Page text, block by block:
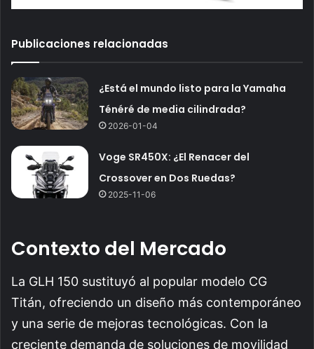
Publicaciones relacionadas
¿Está el mundo listo para la Yamaha
Ténéré de media cilindrada?
2026-01-04
Voge SR450X: ¿El Renacer del
Crossover en Dos Ruedas?
2025-11-06
Contexto del Mercado
La GLH 150 sustituyó al popular modelo CG
Titán, ofreciendo un diseño más contemporáneo
y una serie de mejoras tecnológicas. Con la
creciente demanda de soluciones de movilidad